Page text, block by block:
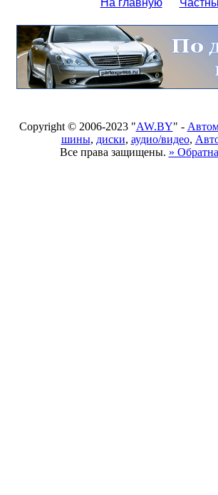
На главную
Copyright © 2006-2023 "AW.BY" -
шины, диски, аудио/видео,
Все права защищены. »